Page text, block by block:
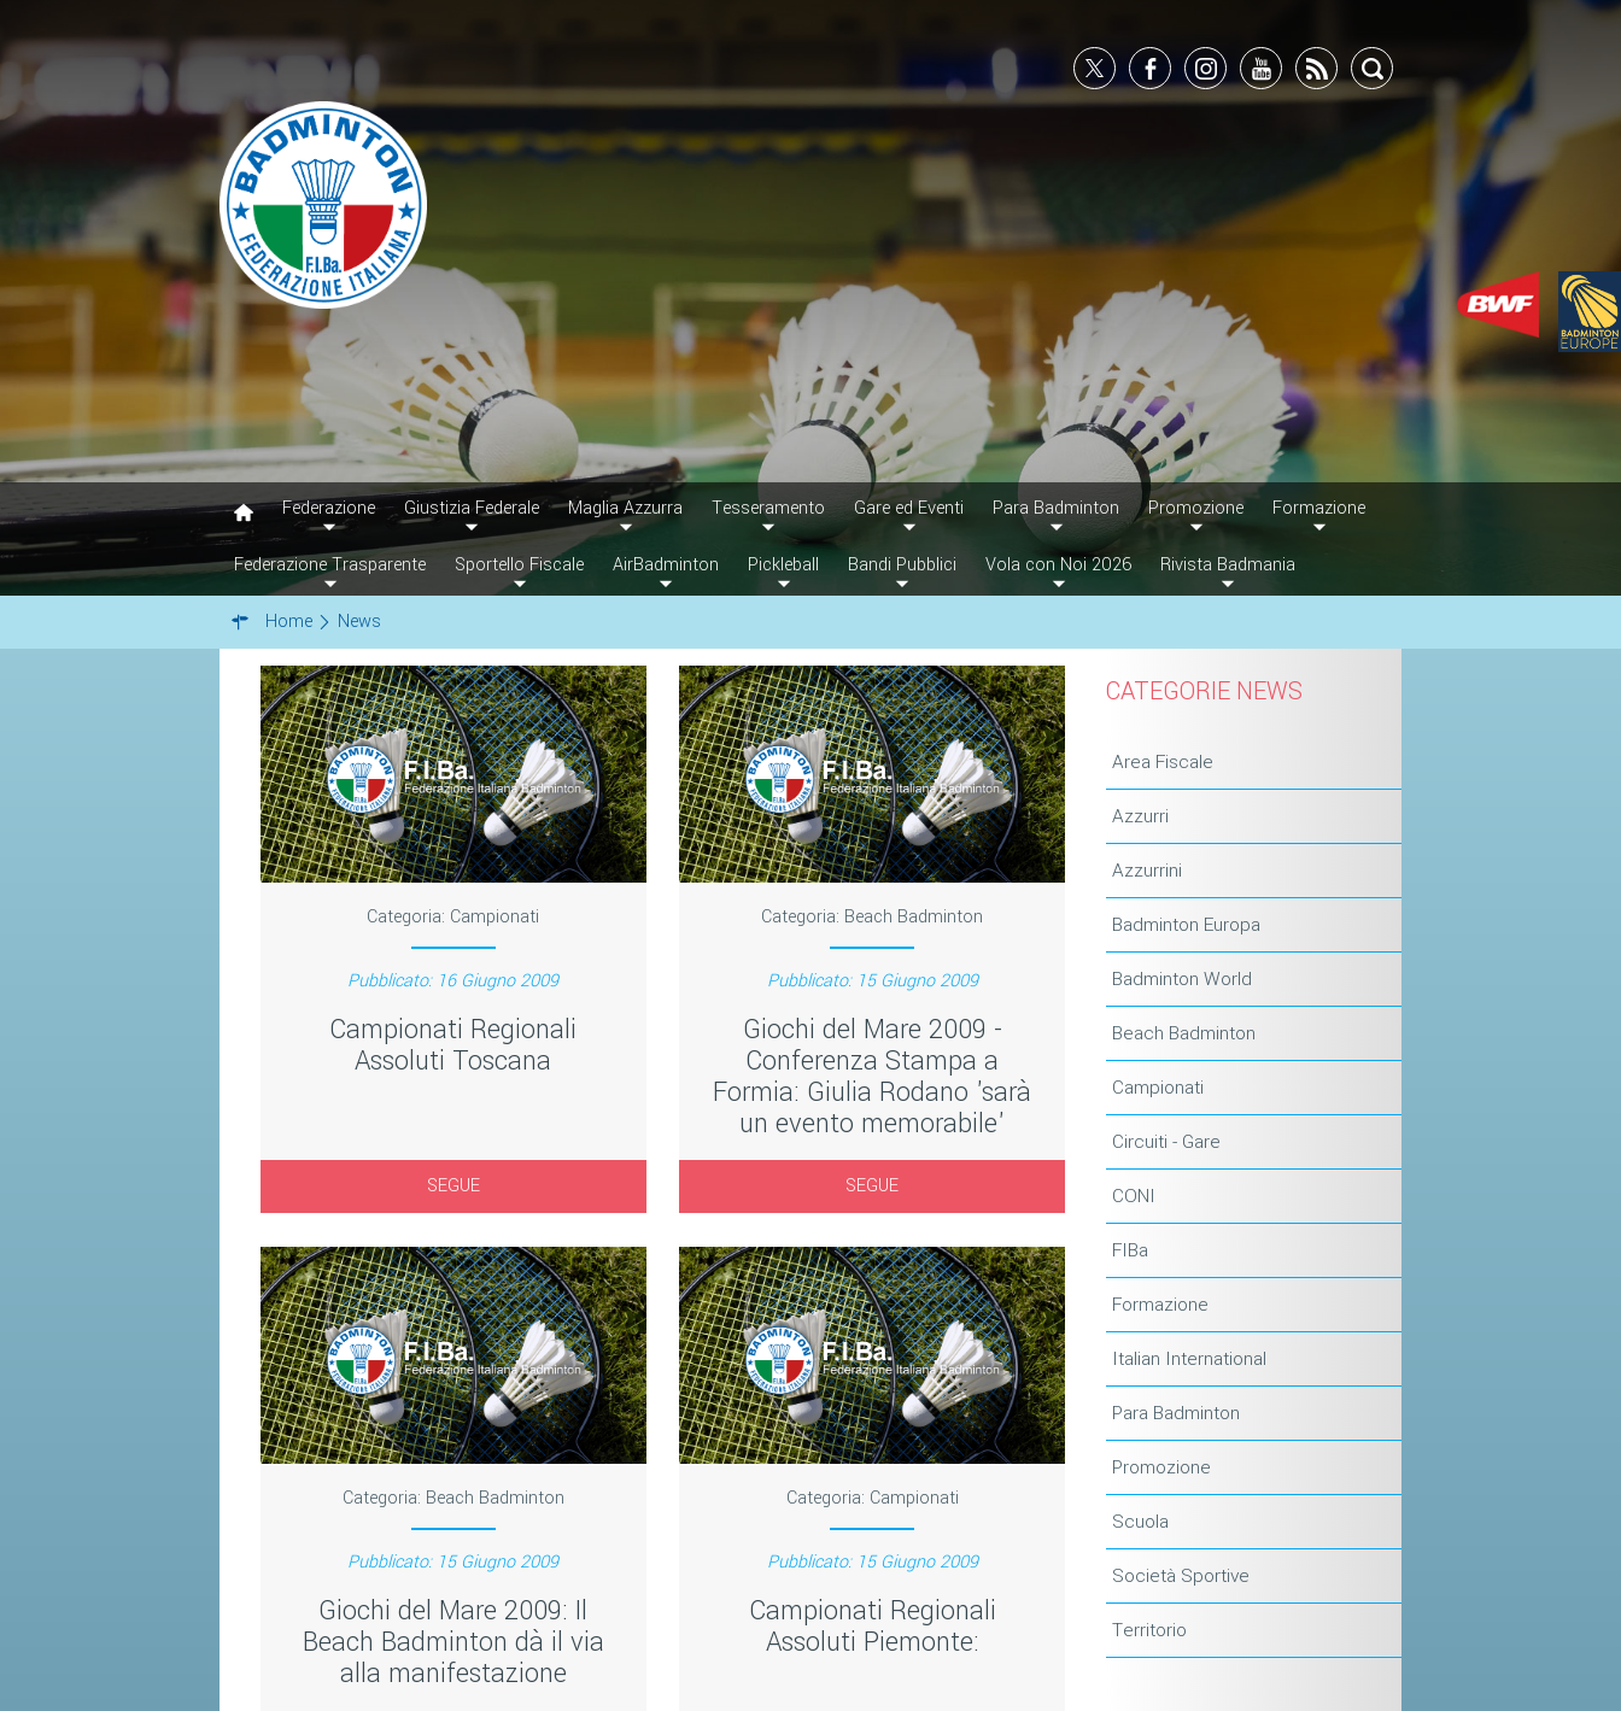
Federazione Giustizia Federale Maglia Azzurra Tesseramento Gare ed Eventi Para Badminton Promozione Formazione
Federazione Trasparente Sportello Fiscale AirBadminton Pickleball Bandi Pubblici Vola con Noi 2026 Rivista Badmania
Home News
Categoria: Campionati
Pubblicato: 16 Giugno 2009
Campionati Regionali
Assoluti Toscana
SEGUE
Categoria: Beach Badminton
Pubblicato: 15 Giugno 2009
Giochi del Mare 2009 -
Conferenza Stampa a
Formia: Giulia Rodano 'sarà
un evento memorabile'
SEGUE
Categoria: Beach Badminton
Pubblicato: 15 Giugno 2009
Giochi del Mare 2009: Il
Beach Badminton dà il via
alla manifestazione
Categoria: Campionati
Pubblicato: 15 Giugno 2009
Campionati Regionali
Assoluti Piemonte:
CATEGORIE NEWS
Area Fiscale
Azzurri
Azzurrini
Badminton Europa
Badminton World
Beach Badminton
Campionati
Circuiti - Gare
CONI
FIBa
Formazione
Italian International
Para Badminton
Promozione
Scuola
Società Sportive
Territorio